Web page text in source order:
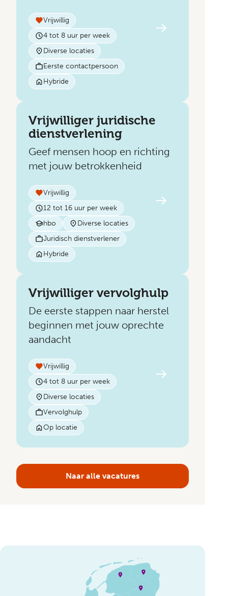
Vrijwillig
4 tot 8 uur per week
Diverse locaties
Eerste contactpersoon
Hybride
Vrijwilliger juridische
dienstverlening
Geef mensen hoop en richting
met jouw betrokkenheid
Vrijwillig
12 tot 16 uur per week
hbo
Diverse locaties
Juridisch dienstverlener
Hybride
Vrijwilliger vervolghulp
De eerste stappen naar herstel
beginnen met jouw oprechte
aandacht
Vrijwillig
4 tot 8 uur per week
Diverse locaties
Vervolghulp
Op locatie
Naar alle vacatures